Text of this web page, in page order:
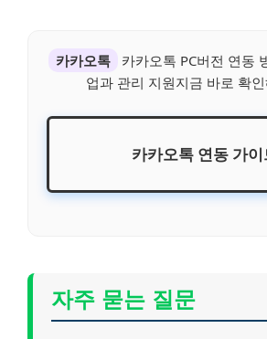
카카오톡
카카오톡 PC버전 연동
업과 관리 지원지금 바로 확
카카오톡 연동 가이
자주 묻는 질문